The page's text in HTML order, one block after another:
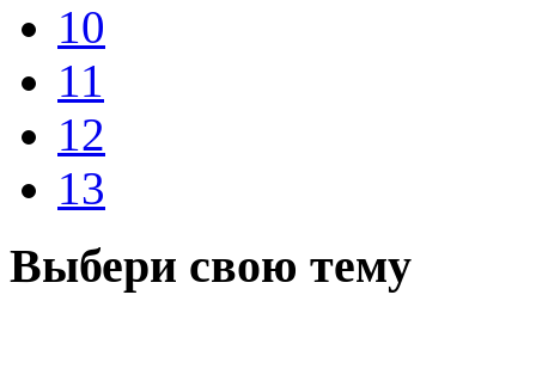
10
11
12
13
Выбери свою тему